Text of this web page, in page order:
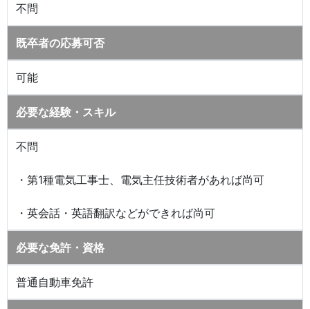
不問
既卒者の応募可否
可能
必要な経験・スキル
不問
・第1種電気工事士、電気主任技術者があれば尚可
・英会話・英語翻訳などができれば尚可
必要な免許・資格
普通自動車免許